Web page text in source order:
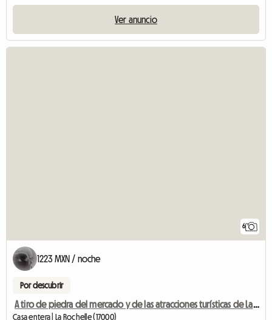
Ver anuncio
6
1223 MXN / noche
Por descubrir
A tiro de piedra del mercado y de las atracciones turísticas de La Rochelle.
Casa entera | La Rochelle (17000)